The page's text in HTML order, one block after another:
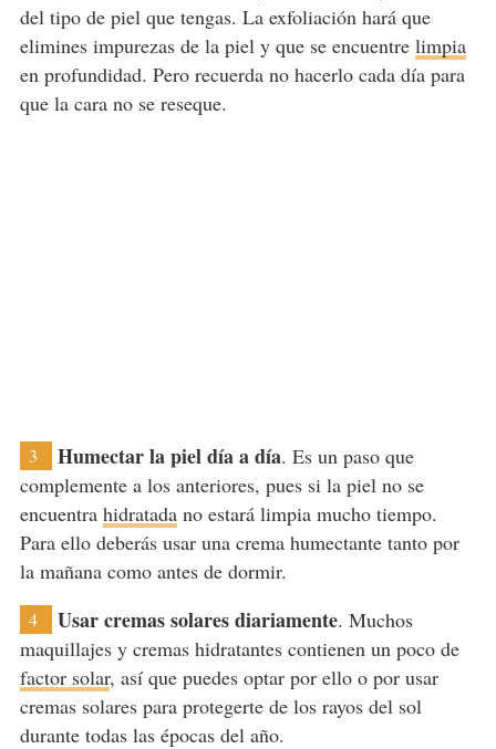
del tipo de piel que tengas. La exfoliación hará que
elimines impurezas de la piel y que se encuentre limpia
en profundidad. Pero recuerda no hacerlo cada día para
que la cara no se reseque.
3 Humectar la piel día a día. Es un paso que
complemente a los anteriores, pues si la piel no se
encuentra hidratadano estará limpia mucho tiempo.
Para ello deberás usar una crema humectante tanto por
la mañana como antes de dormir.
4 Usar cremas solares diariamente. Muchos
maquillajes y cremas hidratantes contienen un poco de
factor solar, así que puedes optar por ello o por usar
cremas solares para protegerte de los rayos del sol
durante todas las épocas del año.